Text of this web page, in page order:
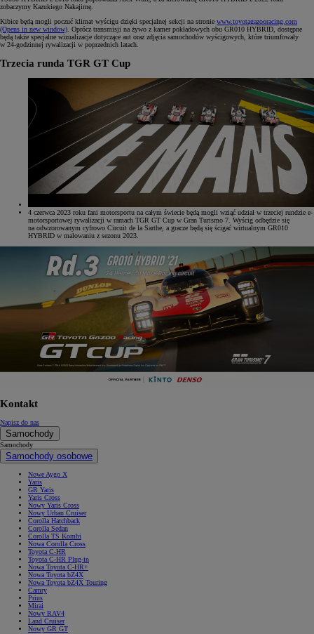
zobaczymy Kazukiego Nakajimę.
Kibice będą mogli poczuć klimat wyścigu dzięki specjalnej sekcji na stronie www.toyotagazooracing.com
(Opens in new window) . Oprócz transmisji na żywo z kamer pokładowych obu GR010 HYBRID, dostępne
będą także specjalne wizualizacje dotyczące aut oraz zdjęcia samochodów wyścigowych, które triumfowały
w 24-godzinnej rywalizacji w poprzednich latach.
Trzecia runda TGR GT Cup
4 czerwca 2023 roku fani motorsportu na całym świecie będą mogli wziąć udział w trzeciej rundzie e-
motorsportowej rywalizacji w ramach TGR GT Cup w Gran Turismo 7. Wyścig odbędzie się
na odwzorowanym cyfrowo Circuit de la Sarthe, a gracze będą się ścigać wirtualnym GR010
HYBRID w malowaniu z sezonu 2023.
Kontakt
Napisz do nas
Samochody
Samochody
Samochody osobowe
Nowe Aygo X
Yaris
GR Yaris
Yaris Cross
Nowy Yaris Cross
Nowy Urban Cruiser
Corolla Hatchback
Corolla Sedan
Corolla TS Kombi
Nowa Corolla Cross
Toyota C-HR
Toyota C-HR Plug-in
Nowa Toyota C-HR+
Nowa Toyota bZ4X
Nowa Toyota bZ4X Touring
Camry
Prius
Mirai
Nowy RAV4
Land Cruiser
Nowy GR GT